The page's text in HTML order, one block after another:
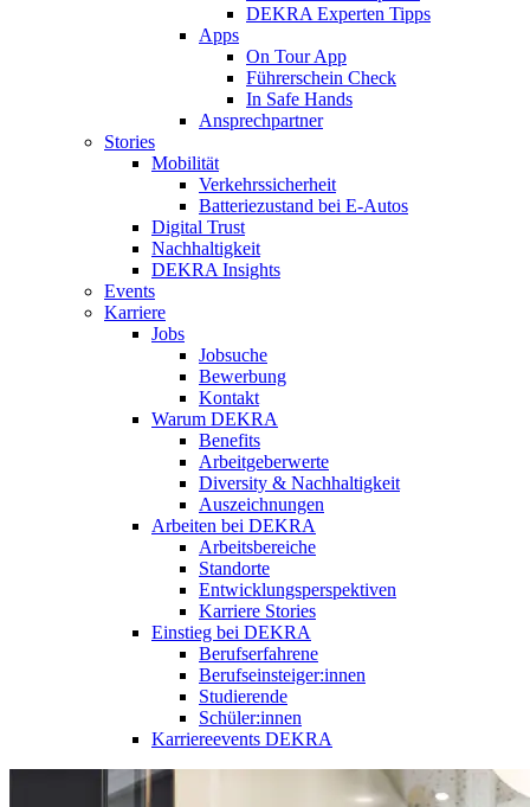
DEKRA Experten Tipps
Apps
On Tour App
Führerschein Check
In Safe Hands
Ansprechpartner
Stories
Mobilität
Verkehrssicherheit
Batteriezustand bei E-Autos
Digital Trust
Nachhaltigkeit
DEKRA Insights
Events
Karriere
Jobs
Jobsuche
Bewerbung
Kontakt
Warum DEKRA
Benefits
Arbeitgeberwerte
Diversity & Nachhaltigkeit
Auszeichnungen
Arbeiten bei DEKRA
Arbeitsbereiche
Standorte
Entwicklungsperspektiven
Karriere Stories
Einstieg bei DEKRA
Berufserfahrene
Berufseinsteiger:innen
Studierende
Schüler:innen
Karriereevents DEKRA